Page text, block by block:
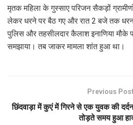
मृतक महिला के गुस्साए परिजन सैकड़ों
लेकर धरने पर बैठ गए और रात 2 बजे तक
पुलिस और तहसीलदार कैलाश इनाणिया मौके
समझाया। तब जाकर मामला शांत हुआ था।
Previous Post
छिंदवाड़ा में कुएं में गिरने से एक युवक की
तोड़ते समय हुआ